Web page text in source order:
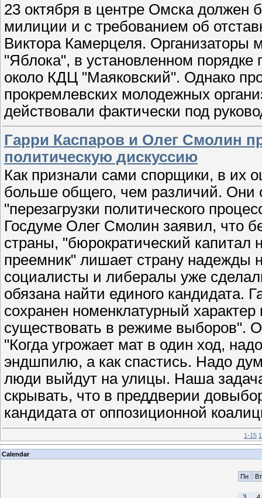
23 октября в центре Омска должен
милиции и с требованием об
Виктора Камерцеля. Организаторы
"Яблока", в установленном
около КДЦ "Маяковский". Однако
прокремлевских молодежных
действовали фактически под
Гарри Каспаров и Олег Смолин
политическую дискуссию
Как признали сами спорщики, в их
больше общего, чем различий. Они
"перезагрузки политического
Госдуме Олег Смолин заявил, что
страны, "бюрократический
преемник" лишает страну надежды
социалисты и либералы уже
обязана найти единого кандидата.
сохранен номенклатурный характер
существовать в режиме выборов".
"Когда угрожает мат в один ход,
эндшпилю, а как спастись. Надо
люди выйдут на улицы. Наша
скрывать, что в преддверии
кандидата от оппозиционной
1-15
Calendar
Пн
Вт